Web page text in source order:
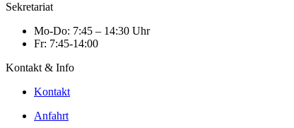
Sekretariat
Mo-Do: 7:45 – 14:30 Uhr
Fr: 7:45-14:00
Kontakt & Info
Kontakt
Anfahrt